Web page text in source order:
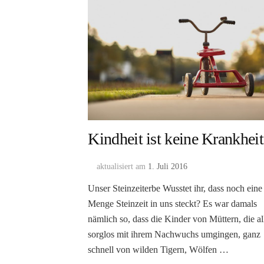
Kindheit ist keine Krankheit
aktualisiert am 1. Juli 2016
Unser Steinzeiterbe Wusstet ihr, dass noch eine
Menge Steinzeit in uns steckt? Es war damals
nämlich so, dass die Kinder von Müttern, die
sorglos mit ihrem Nachwuchs umgingen, ganz
schnell von wilden Tigern, Wölfen …